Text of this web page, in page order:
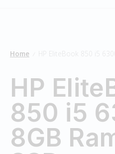
Home HP EliteBook 850 i5
HP
850 i5
8GB